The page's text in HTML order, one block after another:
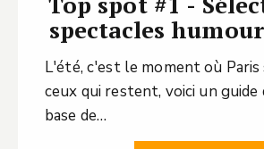
spectacles
L'été, c'est le moment où Paris
ceux qui restent, voici un guide
base de…